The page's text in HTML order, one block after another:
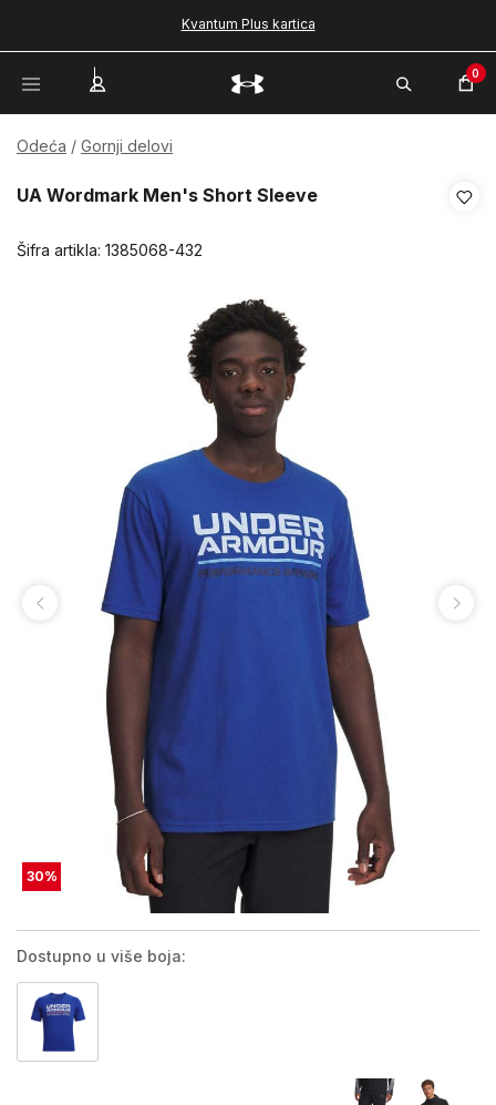
Kvantum Plus kartica
0
Odeća Gornji delovi
UA Wordmark Men's Short Sleeve
Šifra artikla: 1385068-432
30%
Dostupno u više boja: